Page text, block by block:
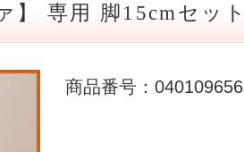
】 専用 脚15cmセット
商品番号：040109656